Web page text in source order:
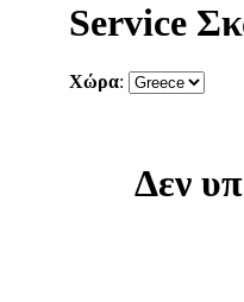
Service
Χώρα:
Δεν